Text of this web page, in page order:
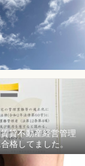
貸不動産経営管理
格してました。